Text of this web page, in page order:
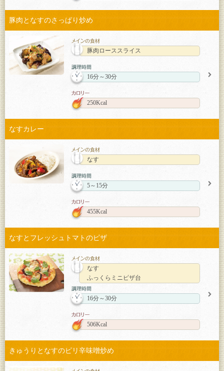
豚肉となすのさっぱり炒め
豚肉ローススライス
16分～30分
250Kcal
なすカレー
なす
5～15分
455Kcal
なすとフレッシュトマトのピザ
なす
ふっくらミニピザ台
16分～30分
506Kcal
きゅうりとなすのピリ辛味噌炒め